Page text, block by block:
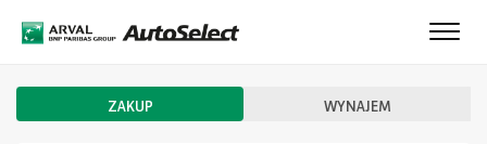
Toggle
ZAKUP WYNAJEM